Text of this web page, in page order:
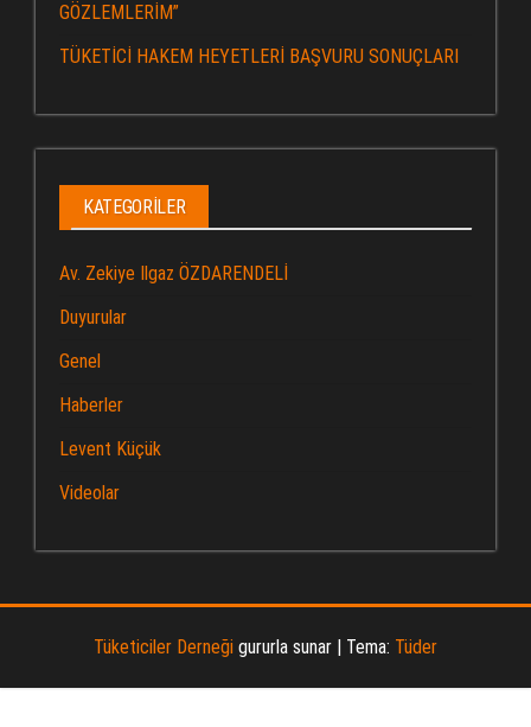
GÖZLEMLERİM”
TÜKETİCİ HAKEM HEYETLERİ BAŞVURU SONUÇLARI
KATEGORILER
Av. Zekiye Ilgaz ÖZDARENDELİ
Duyurular
Genel
Haberler
Levent Küçük
Videolar
Tüketiciler Derneği gururla sunar | Tema: Tüder